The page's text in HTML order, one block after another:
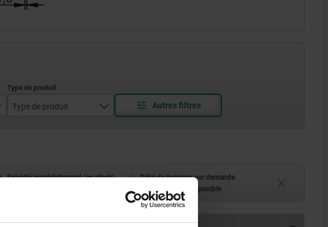
Type de produit
Expédié immédiatement (en stock)
Délai de livraison sur demande
Actuellement indisponible